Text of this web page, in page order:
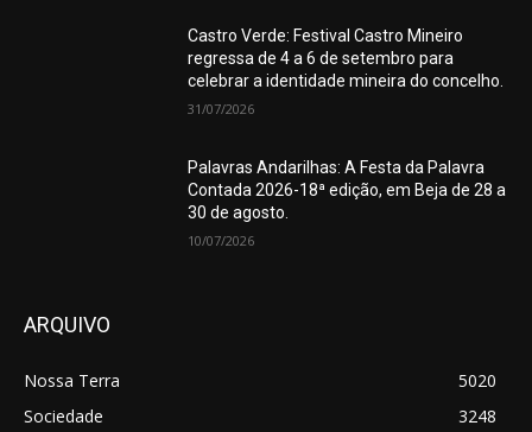
Castro Verde: Festival Castro Mineiro
regressa de 4 a 6 de setembro para
celebrar a identidade mineira do concelho.
31/07/2026
Palavras Andarilhas: A Festa da Palavra
Contada 2026-18ª edição, em Beja de 28 a
30 de agosto.
10/07/2026
ARQUIVO
Nossa Terra
5020
Sociedade
3248